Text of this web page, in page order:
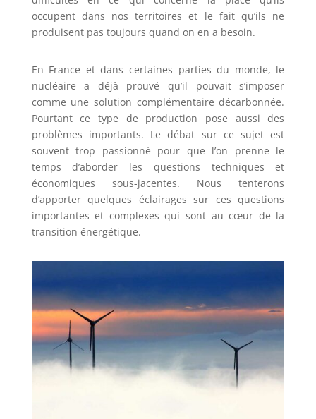
occupent dans nos territoires et le fait qu’ils ne
produisent pas toujours quand on en a besoin.
En France et dans certaines parties du monde, le
nucléaire a déjà prouvé qu’il pouvait s’imposer
comme une solution complémentaire décarbonnée.
Pourtant ce type de production pose aussi des
problèmes importants. Le débat sur ce sujet est
souvent trop passionné pour que l’on prenne le
temps d’aborder les questions techniques et
économiques sous-jacentes. Nous tenterons
d’apporter quelques éclairages sur ces questions
importantes et complexes qui sont au cœur de la
transition énergétique.